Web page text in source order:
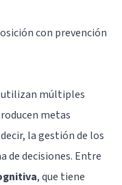
con prevención
utilizan múltiples
metas
la gestión de los
de decisiones. Entre
, que tiene